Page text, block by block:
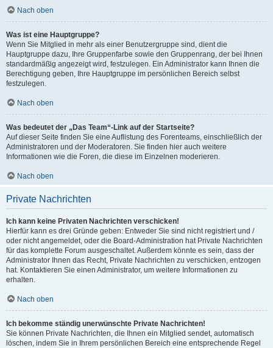
Nach oben
Was ist eine Hauptgruppe?
Wenn Sie Mitglied in mehr als einer Benutzergruppe sind, dient die
Hauptgruppe dazu, Ihre Gruppenfarbe sowie den Gruppenrang, der bei Ihnen
standardmäßig angezeigt wird, festzulegen. Ein Administrator kann Ihnen die
Berechtigung geben, Ihre Hauptgruppe im persönlichen Bereich selbst
festzulegen.
Nach oben
Was bedeutet der „Das Team“-Link auf der Startseite?
Auf dieser Seite finden Sie eine Auflistung des Forenteams, einschließlich der
Administratoren und der Moderatoren. Sie finden hier auch weitere
Informationen wie die Foren, die diese im Einzelnen moderieren.
Nach oben
Private Nachrichten
Ich kann keine Privaten Nachrichten verschicken!
Hierfür kann es drei Gründe geben: Entweder Sie sind nicht registriert und /
oder nicht angemeldet, oder die Board-Administration hat Private Nachrichten
für das komplette Forum ausgeschaltet. Außerdem könnte es sein, dass der
Administrator Ihnen das Recht, Private Nachrichten zu verschicken, entzogen
hat. Kontaktieren Sie einen Administrator, um weitere Informationen zu
erhalten.
Nach oben
Ich bekomme ständig unerwünschte Private Nachrichten!
Sie können Private Nachrichten, die Ihnen ein Mitglied sendet, automatisch
löschen, indem Sie in Ihrem persönlichen Bereich eine entsprechende Regel